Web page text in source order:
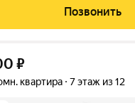
прекрасные виды
Позвонить
₽
квартира 7 этаж из 12